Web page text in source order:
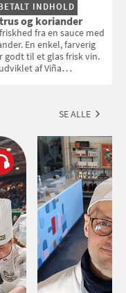
INDHOLD
og koriander
fra en sauce med
En enkel, farverig
godt til et glas frisk vin.
af Viña
SE ALLE